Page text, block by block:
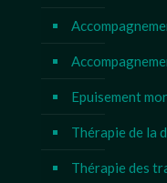
Epuisement
Thérapie de la
Thérapie des